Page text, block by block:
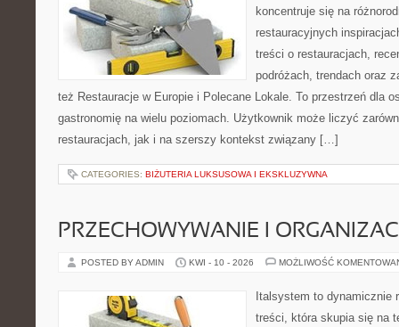
koncentruje się na
restauracyjnych
treści o restauracjach,
podróżach, trendach oraz
też Restauracje w Europie i Polecane Lokale. To przestrzeń dla
gastronomię na wielu poziomach. Użytkownik może liczyć
restauracjach, jak i na szerszy kontekst związany […]
CATEGORIES: BIŻUTERIA LUKSUSOWA I EKSKLUZYWNA
PRZECHOWYWANIE I
POSTED BY ADMIN KWI - 10 - 2026 MOŻLIWOŚĆ
Italsystem to dynamicznie
treści, która skupia się na